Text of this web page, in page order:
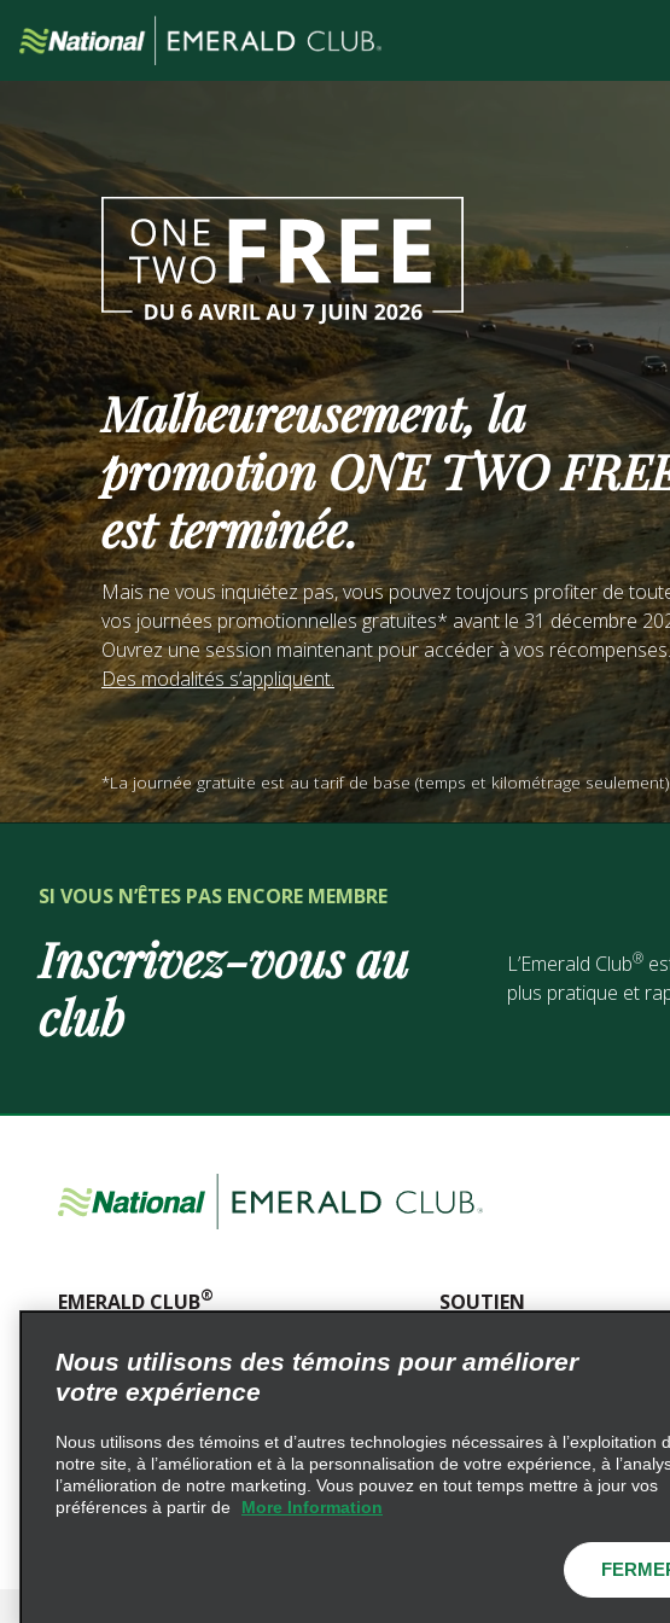
Malheureusement, la
promotionONE TWO
est terminée.
Mais ne vous inquiétez pas, vous pouvez toujours profiter de
vos journées promotionnelles gratuites* avant le 31 décembre
Ouvrez une session maintenant pour accéder à vos récompenses.
Des modalités s’appliquent.
*La journée gratuite est au tarif de base (temps et kilométrage seulement).
SI VOUS N’ÊTES PAS ENCORE MEMBRE
Inscrivez-vous au
club
L’Emerald Club®
plus pratique et
EMERALD CLUB®
En savoir plus
Modalités
SOUTIEN
Service à la clientèle
MODALITÉS DE LA PROMOTIONONE TWO FREE2026 Développer
Nous utilisons des témoins pour améliorer
votre expérience
Nous utilisons des témoins et d’autres technologies nécessaires à l’exploitation
notre site, à l’amélioration et à la personnalisation de votre expérience, à
l’amélioration de notre marketing. Vous pouvez en tout temps mettre à jour vos
préférences à partir de
More Information